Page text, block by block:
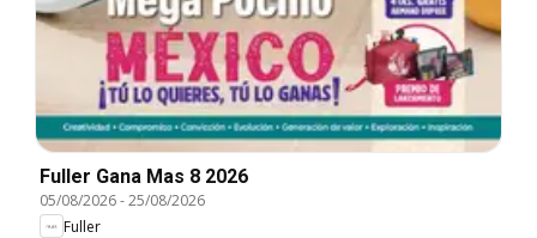
Fuller Gana Mas 8 2026
05/08/2026-25/08/2026
Fuller